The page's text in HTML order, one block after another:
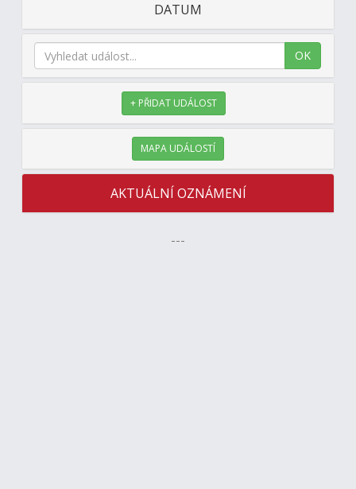
DATUM
OK
+ PŘIDAT UDÁLOST
MAPA UDÁLOSTÍ
AKTUÁLNÍ OZNÁMENÍ
---